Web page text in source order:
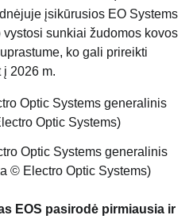
įsikūrusios EO Systems
vystosi sunkiai žudomos kovos
ko gali prireikti
į 2026 m.
Optic Systems generalinis
© Electro Optic Systems)
EOS pasirodė pirmiausia ir